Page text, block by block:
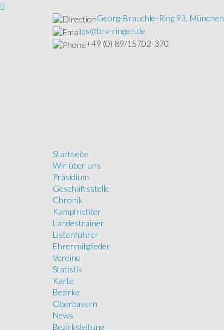
Georg-Brauchle-Ring 93, München
gs@brv-ringen.de
+49 (0) 89/15702-370
Startseite
Wir über uns
Präsidium
Geschäftsstelle
Chronik
Kampfrichter
Landestrainer
Listenführer
Ehrenmitglieder
Vereine
Statistik
Karte
Bezirke
Oberbayern
News
Bezirksleitung